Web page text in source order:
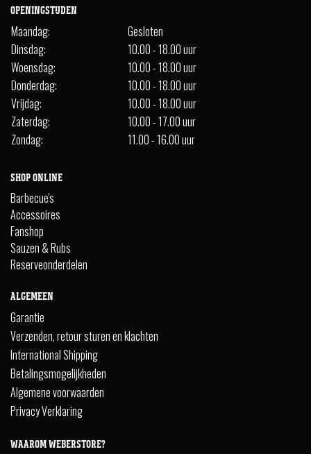
OPENINGSTIJDEN
Maandag:
Gesloten
Dinsdag:
10.00 - 18.00 uur
Woensdag:
10.00 - 18.00 uur
Donderdag:
10.00 - 18.00 uur
Vrijdag:
10.00 - 18.00 uur
Zaterdag:
10.00 - 17.00 uur
Zondag:
11.00 - 16.00 uur
SHOP ONLINE
Barbecue's
Accessoires
Fanshop
Sauzen & Rubs
Reserveonderdelen
ALGEMEEN
Garantie
Verzenden, retour sturen en klachten
International Shipping
Betalingsmogelijkheden
Algemene voorwaarden
Privacy Verklaring
WAAROM WEBERSTORE?